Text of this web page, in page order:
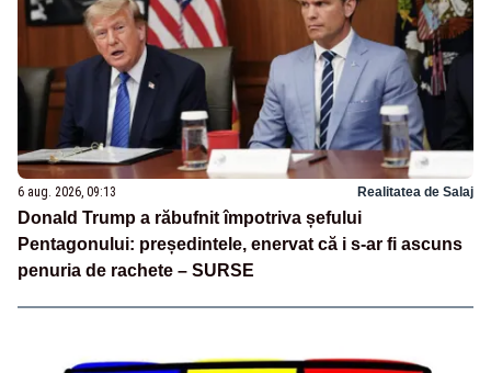
6 aug. 2026, 09:13 Realitatea de Salaj
Donald Trump a răbufnit împotriva șefului
Pentagonului: președintele, enervat că i s-ar fi ascuns
penuria de rachete – SURSE